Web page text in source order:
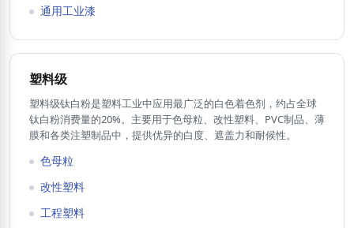
通用工业漆
塑料级
塑料级钛白粉是塑料工业中应用最广泛的白色着色剂，约占全球
钛白粉消费量的20%。主要用于色母粒、改性塑料、PVC制品、薄
膜和各类注塑制品中，提供优异的白度、遮盖力和耐候性。
色母粒
改性塑料
工程塑料